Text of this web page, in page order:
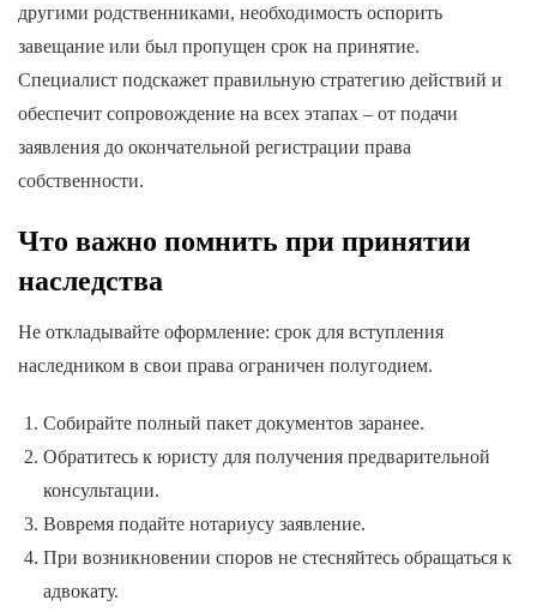
другими родственниками, необходимость оспорить
завещание или был пропущен срок на принятие.
Специалист подскажет правильную стратегию действий и
обеспечит сопровождение на всех этапах – от подачи
заявления до окончательной регистрации права
собственности.
Что важно помнить при принятии
наследства
Не откладывайте оформление: срок для вступления
наследником в свои права ограничен полугодием.
Собирайте полный пакет документов заранее.
Обратитесь к юристу для получения предварительной
консультации.
Вовремя подайте нотариусу заявление.
При возникновении споров не стесняйтесь обращаться к
адвокату.